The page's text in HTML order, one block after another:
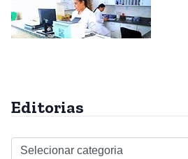
Editorias